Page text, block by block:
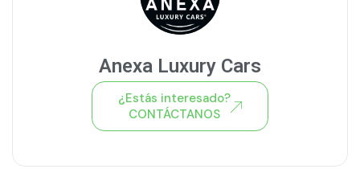
Anexa Luxury Cars
¿Estás interesado?
CONTÁCTANOS